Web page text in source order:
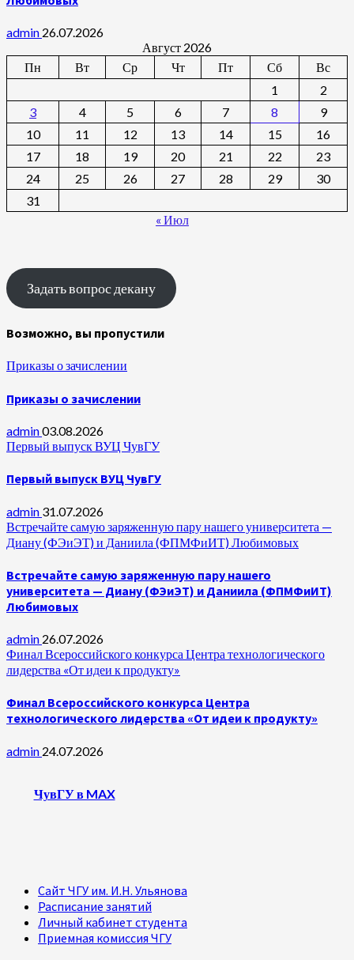
admin 26.07.2026
Август 2026
Пн
Вт Ср Чт Пт Сб
Вс
1
2
3
4 5 6 7 8
9
10
11 12 13 14 15
16
17
18 19 20 21 22
23
24
25 26 27 28 29
30
31
« Июл
Задать вопрос декану
Возможно, вы пропустили
Приказы о зачислении
Приказы о зачислении
admin03.08.2026
Первый выпуск ВУЦ ЧувГУ
Первый выпуск ВУЦ ЧувГУ
admin 31.07.2026
Встречайте самую заряженную пару нашего университета —
Диану (ФЭиЭТ) и Даниила (ФПМФиИТ) Любимовых
Встречайте самую заряженную пару нашего
университета — Диану (ФЭиЭТ) и Даниила (ФПМФиИТ)
Любимовых
admin 26.07.2026
Финал Всероссийского конкурса Центра технологического
лидерства «От идеи к продукту»
Финал Всероссийского конкурса Центра
технологического лидерства «От идеи к продукту»
admin 24.07.2026
ЧувГУ в MAX
Сайт ЧГУ им. И.Н. Ульянова
Расписание занятий
Личный кабинет студента
Приемная комиссия ЧГУ